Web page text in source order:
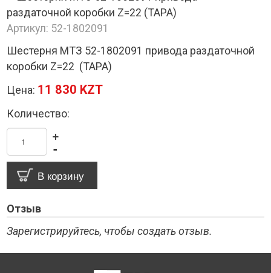
Артикул: 52-1802091
Шестерня МТЗ 52-1802091 привода раздаточной
коробки Z=22 (ТАРА)
Цена: 11 830 KZT
Количество:
-
+
Отзыв
Зарегистрируйтесь, чтобы создать отзыв.